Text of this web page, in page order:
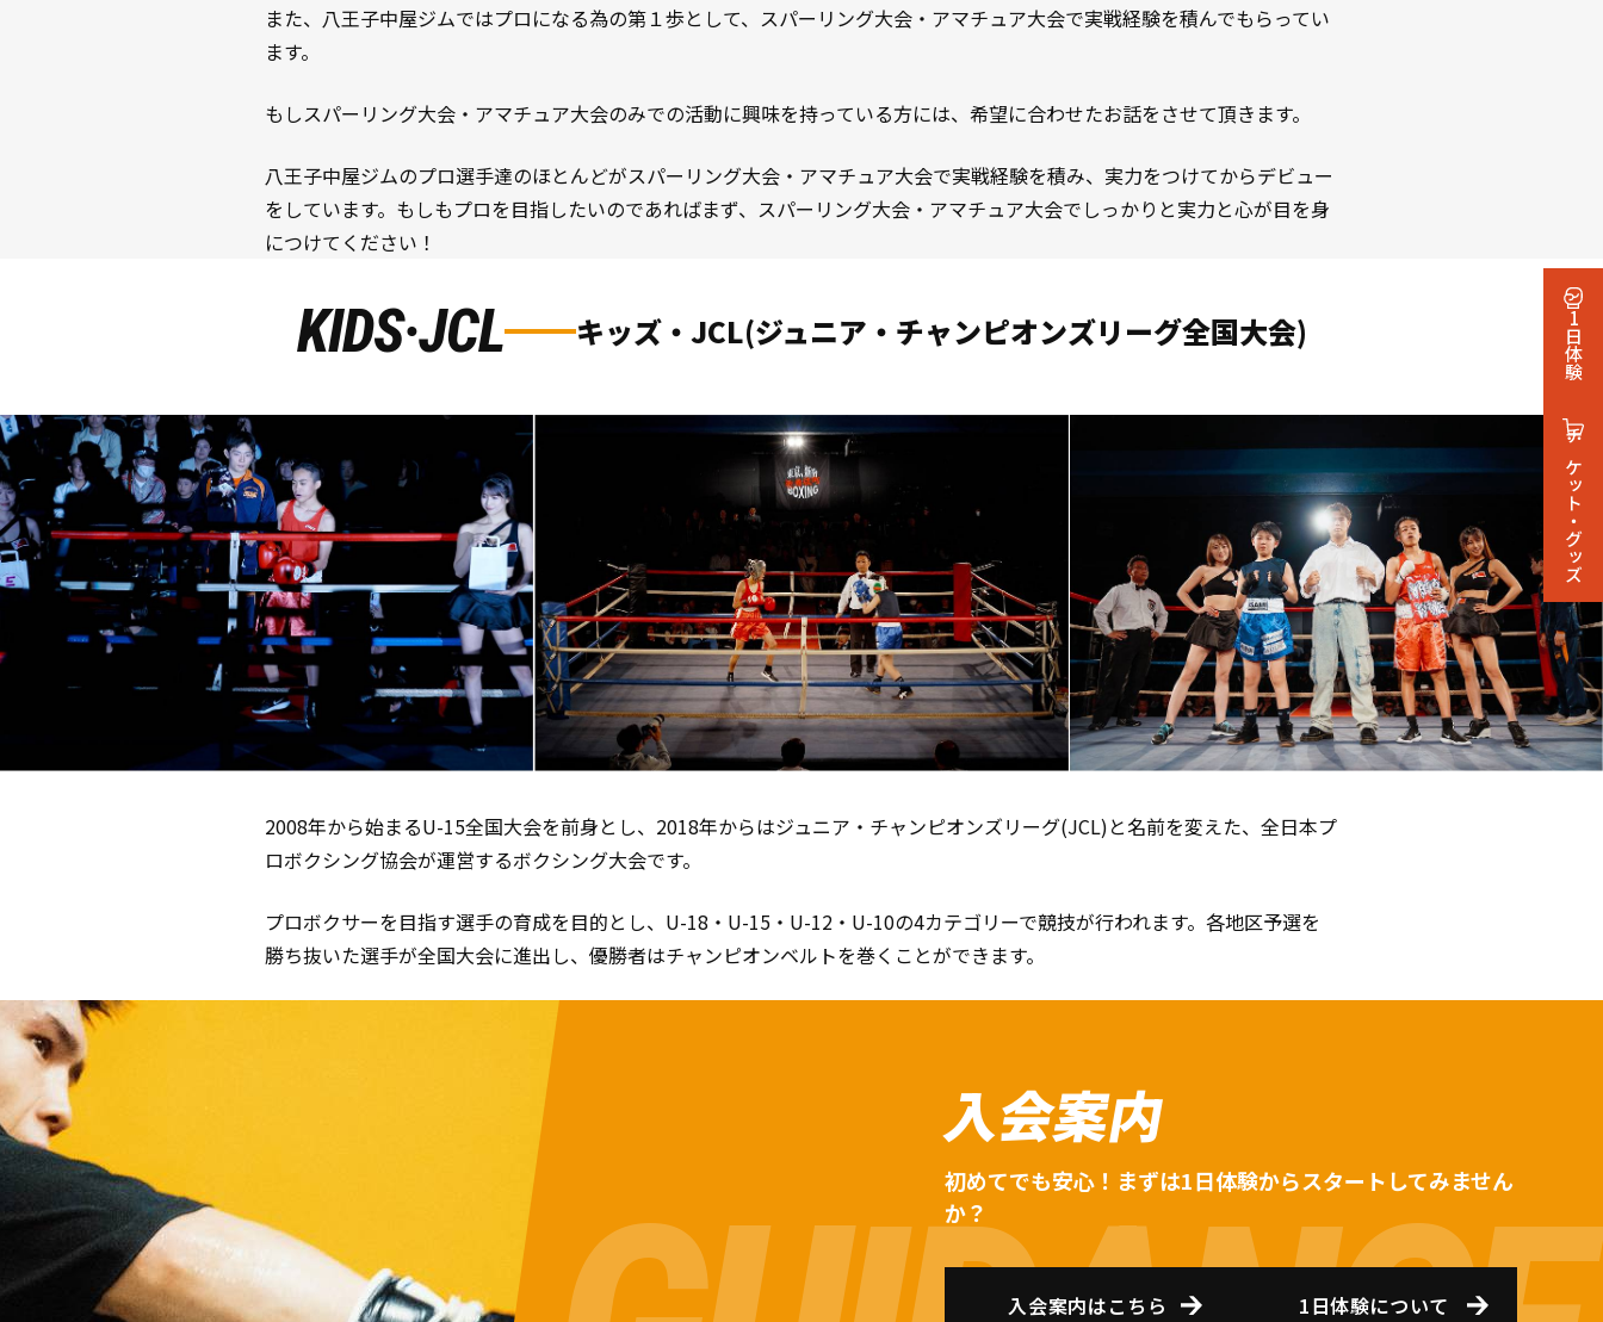
1日体験
チケット・グッズ
また、八王子中屋ジムではプロになる為の第１歩として、スパーリング大会・アマチュア大会で実戦経験を積んでもらってい
ます。
もしスパーリング大会・アマチュア大会のみでの活動に興味を持っている方には、希望に合わせたお話をさせて頂きます。
八王子中屋ジムのプロ選手達のほとんどがスパーリング大会・アマチュア大会で実戦経験を積み、実力をつけてからデビュー
をしています。もしもプロを目指したいのであればまず、スパーリング大会・アマチュア大会でしっかりと実力と心が目を身
につけてください！
KIDS·JCL キッズ・JCL(ジュニア・チャンピオンズリーグ全国大会)
2008年から始まるU-15全国大会を前身とし、2018年からはジュニア・チャンピオンズリーグ(JCL)と名前を変えた、全日本プ
ロボクシング協会が運営するボクシング大会です。
プロボクサーを目指す選手の育成を目的とし、U-18・U-15・U-12・U-10の4カテゴリーで競技が行われます。各地区予選を
勝ち抜いた選手が全国大会に進出し、優勝者はチャンピオンベルトを巻くことができます。
入会案内
初めてでも安心！まずは1日体験からスタートしてみません
か？
入会案内はこちら 1日体験について